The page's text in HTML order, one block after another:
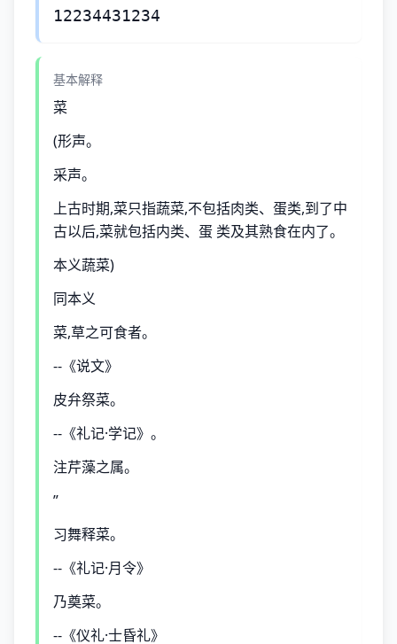
12234431234
基本解释
菜
(形声。
采声。
上古时期,菜只指蔬菜,不包括肉类、蛋类,到了中
古以后,菜就包括内类、蛋 类及其熟食在内了。
本义蔬菜)
同本义
菜,草之可食者。
--《说文》
皮弁祭菜。
--《礼记·学记》。
注芹藻之属。
”
习舞释菜。
--《礼记·月令》
乃奠菜。
--《仪礼·士昏礼》